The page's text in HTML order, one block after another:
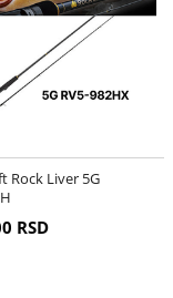
Rock Liver 5G
RSD